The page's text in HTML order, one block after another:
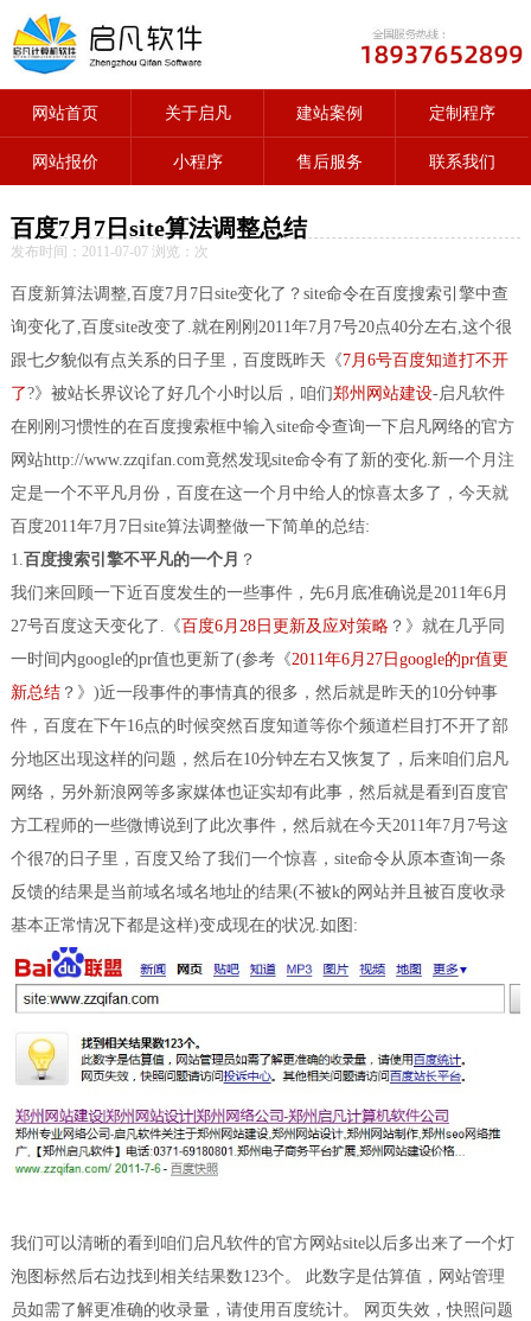
网站首页 关于启凡 建站案例 定制程序
网站报价 小程序 售后服务 联系我们
百度7月7日site算法调整总结
发布时间：2011-07-07 浏览： 次
百度新算法调整,百度7月7日site变化了？site命令在百度搜索引擎中查
询变化了,百度site改变了.就在刚刚2011年7月7号20点40分左右,这个很
跟七夕貌似有点关系的日子里，百度既昨天《7月6号百度知道打不开
了?》被站长界议论了好几个小时以后，咱们郑州网站建设-启凡软件
在刚刚习惯性的在百度搜索框中输入site命令查询一下启凡网络的官方
网站http://www.zzqifan.com竟然发现site命令有了新的变化.新一个月注
定是一个不平凡月份，百度在这一个月中给人的惊喜太多了，今天就
百度2011年7月7日site算法调整做一下简单的总结:
1. 百度搜索引擎不平凡的一个月 ？
我们来回顾一下近百度发生的一些事件，先6月底准确说是2011年6月
27号百度这天变化了.《百度6月28日更新及应对策略？》就在几乎同
一时间内google的pr值也更新了(参考《2011年6月27日google的pr值更
新总结？》)近一段事件的事情真的很多，然后就是昨天的10分钟事
件，百度在下午16点的时候突然百度知道等你个频道栏目打不开了部
分地区出现这样的问题，然后在10分钟左右又恢复了，后来咱们启凡
网络，另外新浪网等多家媒体也证实却有此事，然后就是看到百度官
方工程师的一些微博说到了此次事件，然后就在今天2011年7月7号这
个很7的日子里，百度又给了我们一个惊喜，site命令从原本查询一条
反馈的结果是当前域名域名地址的结果(不被k的网站并且被百度收录
基本正常情况下都是这样)变成现在的状况.如图:
我们可以清晰的看到咱们启凡软件的官方网站site以后多出来了一个灯
泡图标然后右边找到相关结果数123个。 此数字是估算值，网站管理
员如需了解更准确的收录量，请使用百度统计。 网页失效，快照问题